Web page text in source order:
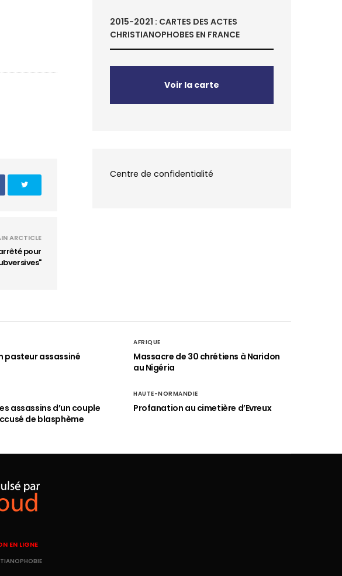
ARCTICLE
pour
2015-2021 : CARTES DES ACTES
CHRISTIANOPHOBES EN FRANCE
Voir la carte
Centre de confidentialité
pasteur assassiné
AFRIQUE
Massacre de 30 chrétiens à Naridon
au Nigéria
assassins d’un couple
de blasphème
HAUTE-NORMANDIE
Profanation au cimetière d’Evreux
EN LIGNE